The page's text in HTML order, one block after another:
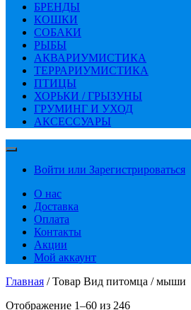
БРЕНДЫ
КОШКИ
СОБАКИ
РЫБЫ
АКВАРИУМИСТИКА
ТЕРРАРИУМИСТИКА
ПТИЦЫ
ХОРЬКИ / ГРЫЗУНЫ
ГРУМИНГ И УХОД
АКСЕССУАРЫ
Войти или Зарегистрироваться
О нас
Доставка
Оплата
Контакты
Акции
Мой аккаунт
Главная / Товар Вид питомца / мыши
Отображение 1–60 из 246Сортировка: